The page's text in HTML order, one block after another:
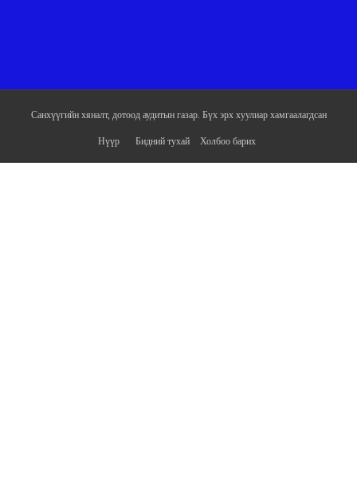
Санхүүгийн хяналт, дотоод аудитын газар. Бүх эрх хуулиар хамгаалагдсан
Нүүр Бидний тухай Холбоо барих